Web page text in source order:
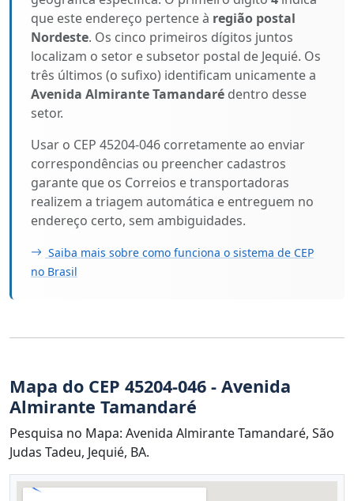
que este endereço pertence à região postal
Nordeste. Os cinco primeiros dígitos juntos
localizam o setor e subsetor postal de Jequié. Os
três últimos (o sufixo) identificam unicamente a
Avenida Almirante Tamandaré dentro desse
setor.
Usar o CEP 45204-046 corretamente ao enviar
correspondências ou preencher cadastros
garante que os Correios e transportadoras
realizem a triagem automática e entreguem no
endereço certo, sem ambiguidades.
Saiba mais sobre como funciona o sistema de CEP
no Brasil
Mapa do CEP 45204-046 - Avenida
Almirante Tamandaré
Pesquisa no Mapa: Avenida Almirante Tamandaré, São
Judas Tadeu, Jequié, BA.